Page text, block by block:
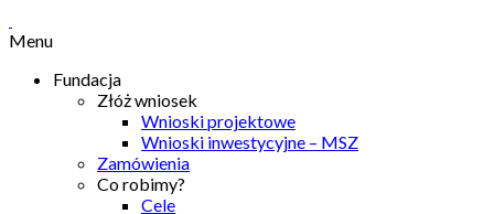
Menu
Fundacja
Złóż wniosek
Wnioski projektowe
Wnioski inwestycyjne – MSZ
Zamówienia
Co robimy?
Cele